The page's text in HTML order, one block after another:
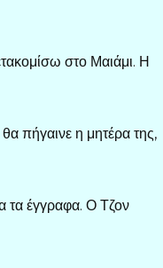
στο Μαιάμι. Η
πήγαινε η μητέρα της,
τα έγγραφα. Ο Τζον